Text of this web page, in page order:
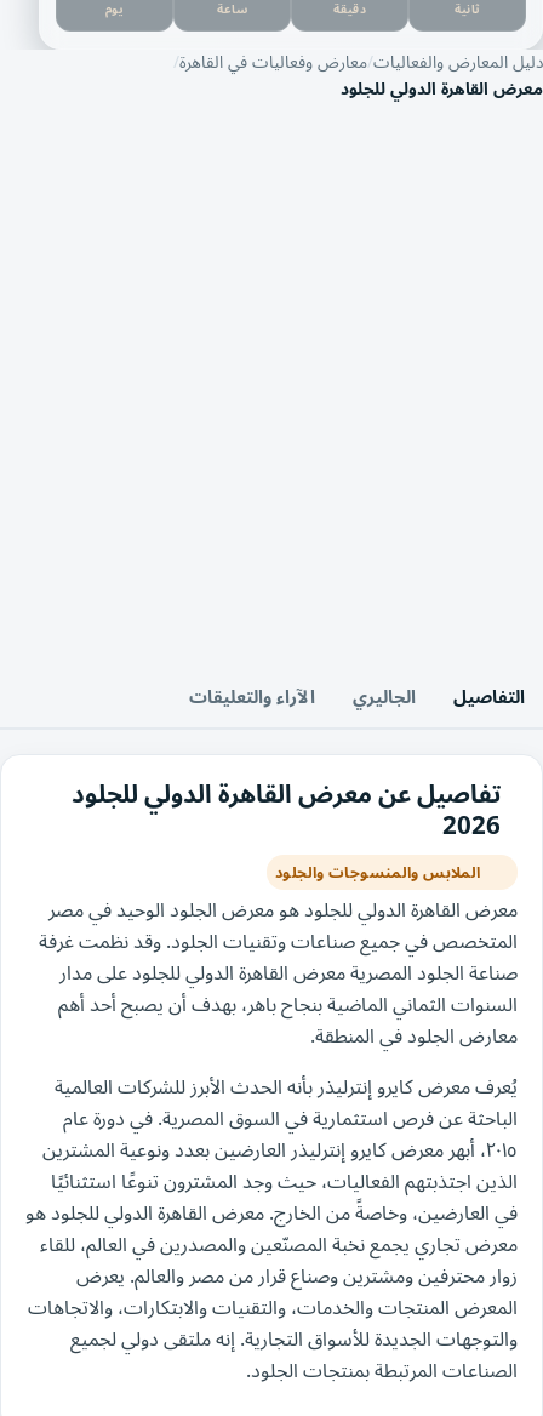
يوم ساعة دقيقة ثانية
دليل المعارض والفعالياتمعارض وفعاليات في القاهرة
معرض القاهرة الدولي للجلود
التفاصيل الجاليري الآراء والتعليقات
تفاصيل عن معرض القاهرة الدولي للجلود
2026
الملابس والمنسوجات والجلود
معرض القاهرة الدولي للجلود هو معرض الجلود الوحيد في مصر
المتخصص في جميع صناعات وتقنيات الجلود. وقد نظمت غرفة
صناعة الجلود المصرية معرض القاهرة الدولي للجلود على مدار
السنوات الثماني الماضية بنجاح باهر، بهدف أن يصبح أحد أهم
معارض الجلود في المنطقة.
يُعرف معرض كايرو إنترليذر بأنه الحدث الأبرز للشركات العالمية
الباحثة عن فرص استثمارية في السوق المصرية. في دورة عام
٢٠١٥، أبهر معرض كايرو إنترليذر العارضين بعدد ونوعية المشترين
الذين اجتذبتهم الفعاليات، حيث وجد المشترون تنوعًا استثنائيًا
في العارضين، وخاصةً من الخارج. معرض القاهرة الدولي للجلود هو
معرض تجاري يجمع نخبة المصنّعين والمصدرين في العالم، للقاء
زوار محترفين ومشترين وصناع قرار من مصر والعالم. يعرض
المعرض المنتجات والخدمات، والتقنيات والابتكارات، والاتجاهات
والتوجهات الجديدة للأسواق التجارية. إنه ملتقى دولي لجميع
الصناعات المرتبطة بمنتجات الجلود.